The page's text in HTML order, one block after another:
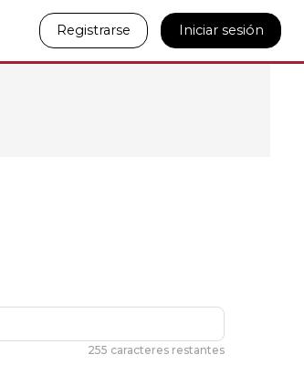
Registrarse Iniciar sesión
255 caracteres restantes